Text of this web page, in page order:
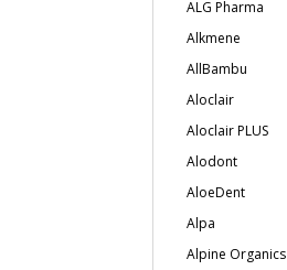
ALG Pharma
Alkmene
AllBambu
Aloclair
Aloclair PLUS
Alodont
AloeDent
Alpa
Alpine Organics